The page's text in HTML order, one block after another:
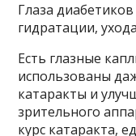
Глаза
гидратации,
Есть глазные
использованы
катаракты и
зрительного
курс катаракта,